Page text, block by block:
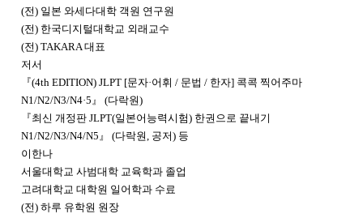
(전) 일본 와세다대학 객원 연구원
(전) 한국디지털대학교 외래교수
(전) TAKARA 대표
저서
『(4th EDITION) JLPT [문자·어휘 / 문법 / 한자] 콕콕 찍어주마
N1/N2/N3/N4·5』 (다락원)
『최신 개정판 JLPT(일본어능력시험) 한권으로 끝내기
N1/N2/N3/N4/N5』 (다락원, 공저) 등
이한나
서울대학교 사범대학 교육학과 졸업
고려대학교 대학원 일어학과 수료
(전) 하루 유학원 원장